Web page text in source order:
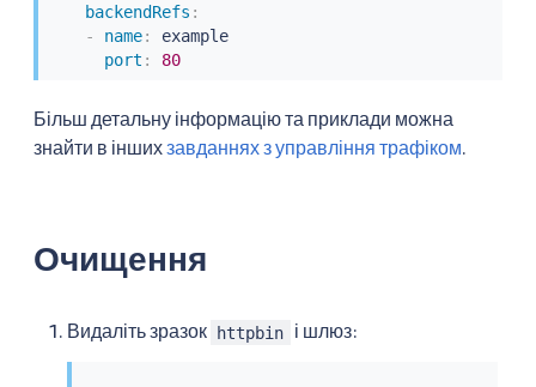
backendRefs :
-
name:
example
port : 80
Більш детальну інформацію та приклади можна
знайти в іншихзавданнях з управління трафіком.
Очищення
Видаліть зразок httpbin і шлюз: